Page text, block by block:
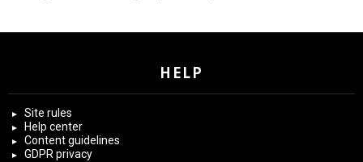
HELP
Site rules
Help center
Content guidelines
GDPR privacy